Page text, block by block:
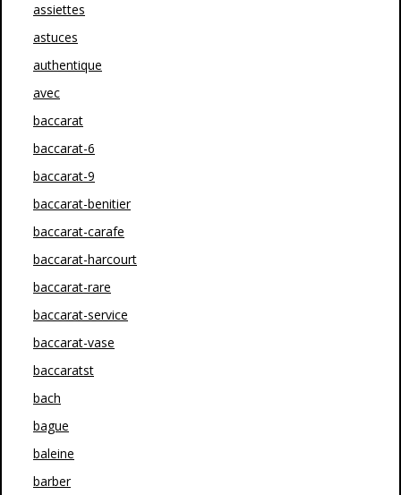
assiettes
astuces
authentique
avec
baccarat
baccarat-6
baccarat-9
baccarat-benitier
baccarat-carafe
baccarat-harcourt
baccarat-rare
baccarat-service
baccarat-vase
baccaratst
bach
bague
baleine
barber